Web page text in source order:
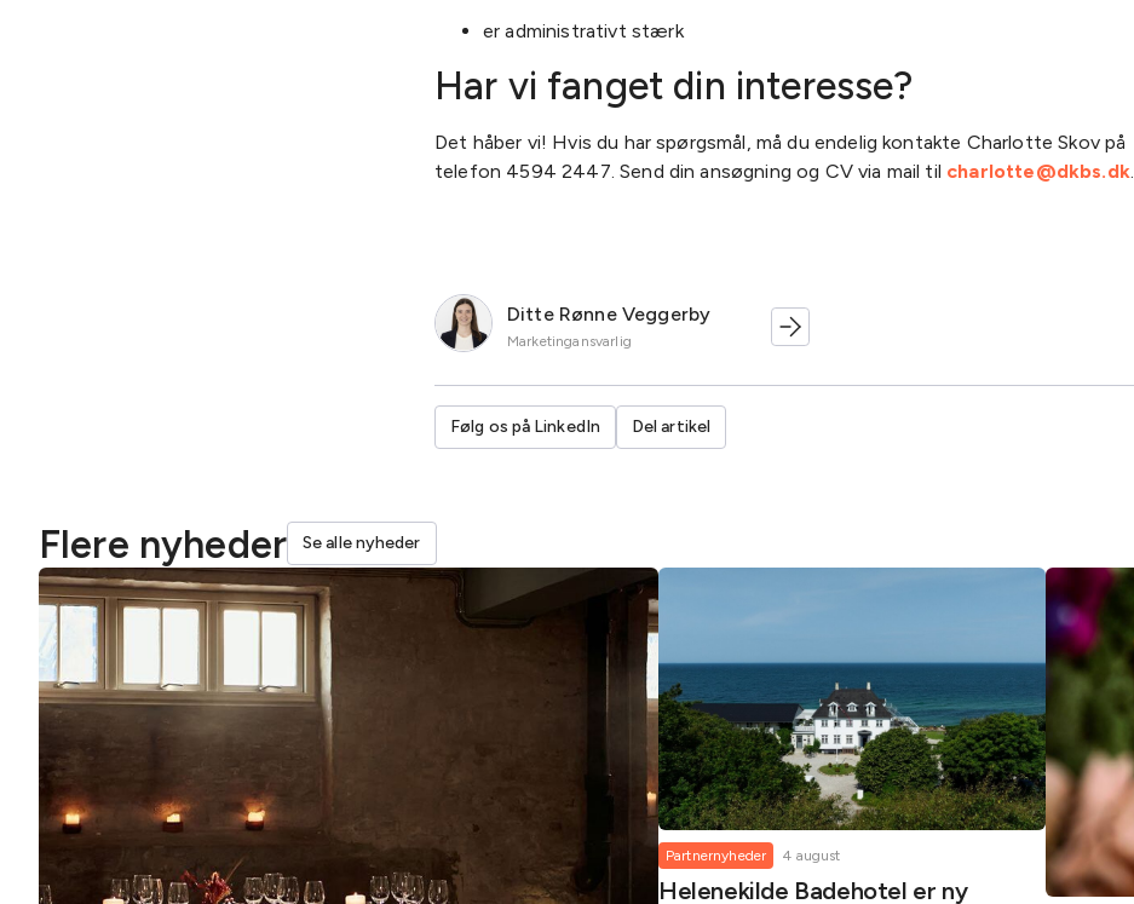
er administrativt stærk
Har vi fanget din interesse?
Det håber vi! Hvis du har spørgsmål, må du endelig kontakte Charlotte Skov på
telefon 4594 2447. Send din ansøgning og CV via mail til charlotte@dkbs.dk.
Ditte Rønne Veggerby
Marketingansvarlig
Følg os på LinkedIn Del artikel
Flere nyheder Se alle nyheder
Partnernyheder 4 august
Helenekilde Badehotel er ny